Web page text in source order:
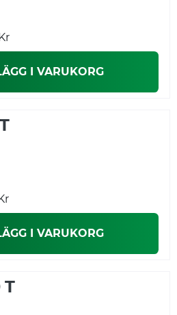
I VARUKORG
I VARUKORG
T